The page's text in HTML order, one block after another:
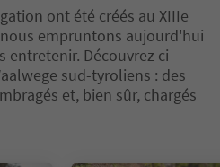
ont été créés au XIIIe
empruntons aujourd'hui
Découvrez ci-
sud-tyroliens : des
et, bien sûr, chargés